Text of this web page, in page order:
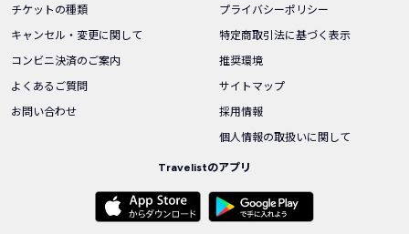
チケットの種類
キャンセル・変更に関して
コンビニ決済のご案内
よくあるご質問
お問い合わせ
プライバシーポリシー
特定商取引法に基づく表示
推奨環境
サイトマップ
採用情報
個人情報の取扱いに関して
Travelistのアプリ